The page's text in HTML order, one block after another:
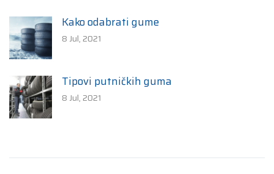
Kako odabrati gume
8 Jul, 2021
Tipovi putničkih guma
8 Jul, 2021